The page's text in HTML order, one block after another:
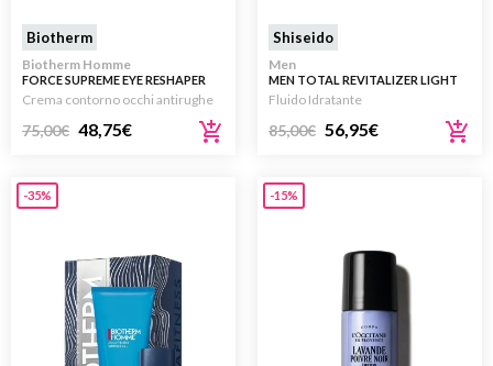
Biotherm
Biotherm Homme
FORCE SUPREME EYE RESHAPER
20ML
Crema contorno occhi antirughe
75,00€ 48,75€
Shiseido
Men
MEN TOTAL REVITALIZER LIGHT
FLUID – REFILL 50ML
Fluido Idratante
85,00€ 56,95€
-35% -15%